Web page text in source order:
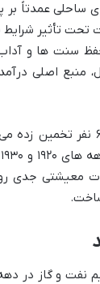
عمدتاً بر
تحت تأثیر
سنت ها و
منبع اصلی
با آغاز قرن بیستم، جمعیت
معیشتی جدی